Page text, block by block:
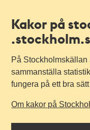
Kakor på
På Stockholmskällan
sammanställa
fungera på ett bra
Om kakor på